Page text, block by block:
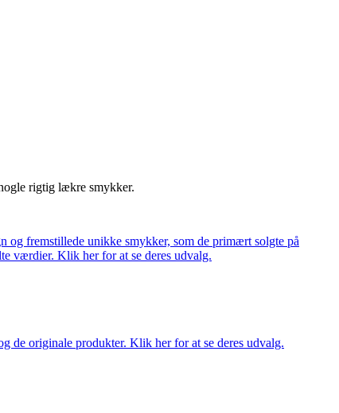
rigtig lækre smykker.
og fremstillede unikke smykker, som de primært solgte på
værdier. Klik her for at se deres udvalg.
de originale produkter. Klik her for at se deres udvalg.